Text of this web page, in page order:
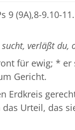
9 (9A),8-9.10-
verläßt du,
für ewig; * er
Gericht.
Erdkreis
Urteil, das